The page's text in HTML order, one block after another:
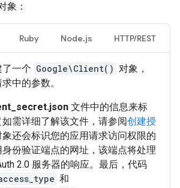
象：
Ruby Node.js HTTP/REST
一个 Google\Client() 对象，
中的参数。
文件中的信息来标
需详细了解该文件，请参阅创建授
象还会标识您的应用请求访问权限的
份验证端点的网址，该端点将处理
2.0 服务器的响应。最后，代码
和